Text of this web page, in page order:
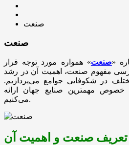
صنعت
صنعت
«صنعت» همواره مورد توجه قرار
مفهوم صنعت، اهمیت آن در رشد
در شکوفایی جوامع می‌پردازیم.
خصوص مهمترین صنایع جهان ارائه
می‌کنیم.
تعریف صنعت و اهمیت آن